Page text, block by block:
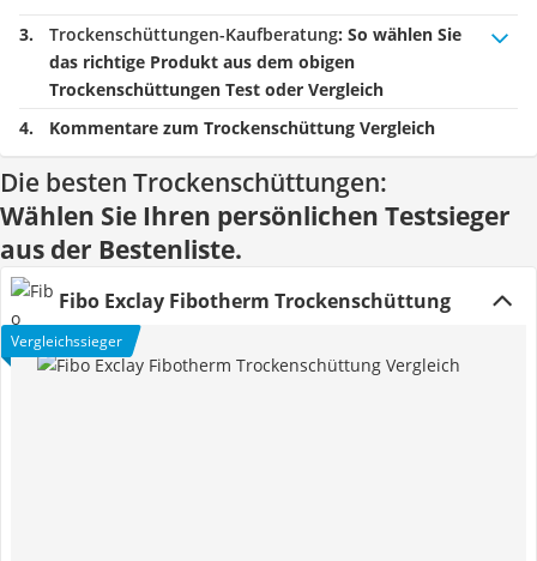
Trockenschüttungen-Kaufberatung: So wählen Sie
das richtige Produkt aus dem obigen
Trockenschüttungen Test oder Vergleich
Kommentare zum Trockenschüttung Vergleich
Die besten Trockenschüttungen:
Wählen Sie Ihren persönlichen Testsieger
aus der Bestenliste.
Fibo Exclay Fibotherm Trockenschüttung
Vergleichssieger